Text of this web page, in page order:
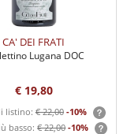
CA' DEI FRATI
Lugana DOC
€ 19,80
listino:€ 22,00 -10%
basso:€ 22,00 -10%